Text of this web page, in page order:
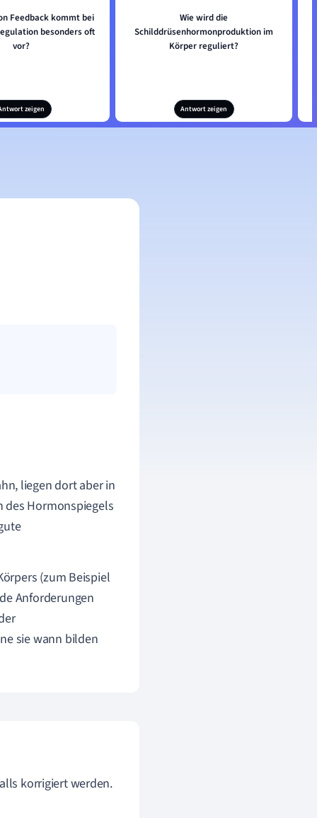
Feedback kommt bei
besonders oft
vor?
zeigen
Wie wird die
Schilddrüsenhormonproduktion im
Körper reguliert?
Antwort zeigen
liegen dort aber in
des Hormonspiegels
(zum Beispiel
Anforderungen
sie wann bilden
korrigiert werden.